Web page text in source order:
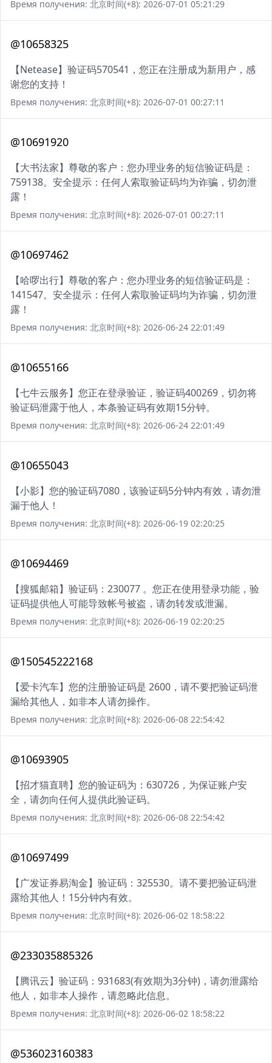
Время получения: 北京时间(+8): 2026-07-01 05:21:29
@10658325
【Netease】验证码570541，您正在注册成为新用户，感
谢您的支持！
Время получения: 北京时间(+8): 2026-07-01 00:27:11
@10691920
【大书法家】尊敬的客户：您办理业务的短信验证码是：
759138。安全提示：任何人索取验证码均为诈骗，切勿泄
露！
Время получения: 北京时间(+8): 2026-07-01 00:27:11
@10697462
【哈啰出行】尊敬的客户：您办理业务的短信验证码是：
141547。安全提示：任何人索取验证码均为诈骗，切勿泄
露！
Время получения: 北京时间(+8): 2026-06-24 22:01:49
@10655166
【七牛云服务】您正在登录验证，验证码400269，切勿将
验证码泄露于他人，本条验证码有效期15分钟。
Время получения: 北京时间(+8): 2026-06-24 22:01:49
@10655043
【小影】您的验证码7080，该验证码5分钟内有效，请勿泄
漏于他人！
Время получения: 北京时间(+8): 2026-06-19 02:20:25
@10694469
【搜狐邮箱】验证码：230077 。您正在使用登录功能，验
证码提供他人可能导致帐号被盗，请勿转发或泄漏。
Время получения: 北京时间(+8): 2026-06-19 02:20:25
@150545222168
【爱卡汽车】您的注册验证码是 2600，请不要把验证码泄
漏给其他人，如非本人请勿操作。
Время получения: 北京时间(+8): 2026-06-08 22:54:42
@10693905
【招才猫直聘】您的验证码为：630726，为保证账户安
全，请勿向任何人提供此验证码。
Время получения: 北京时间(+8): 2026-06-08 22:54:42
@10697499
【广发证券易淘金】验证码：325530。请不要把验证码泄
露给其他人！15分钟内有效。
Время получения: 北京时间(+8): 2026-06-02 18:58:22
@233035885326
【腾讯云】验证码：931683(有效期为3分钟)，请勿泄露给
他人，如非本人操作，请忽略此信息。
Время получения: 北京时间(+8): 2026-06-02 18:58:22
@536023160383